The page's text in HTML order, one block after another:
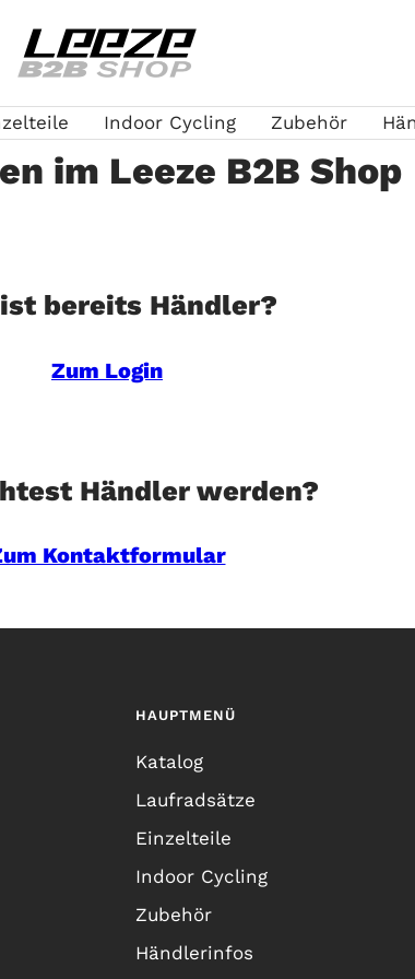
Leeze
B2B
Indoor Cycling Zubehör
im Leeze B2B Shop
bereits Händler?
Zum Login
Händler werden?
Kontaktformular
HAUPTMENÜ
Katalog
Laufradsätze
Einzelteile
Indoor Cycling
Zubehör
Händlerinfos